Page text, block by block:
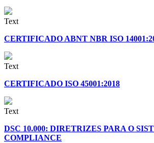
Text
CERTIFICADO ABNT NBR ISO
Text
CERTIFICADO ISO 45001:2018
Text
DSC 10.000: DIRETRIZES PARA O
COMPLIANCE